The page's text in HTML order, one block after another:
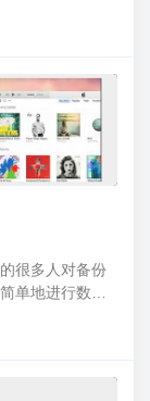
存iTunes备份
很多人对备份
单地进行数据
，软件界面上